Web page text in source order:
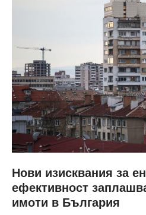
Нови изисквания за
ефективност
имоти в България